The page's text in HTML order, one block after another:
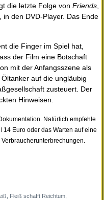
die letzte Folge von Friends,
den DVD-Player. Das Ende
die Finger im Spiel hat,
der Film eine Botschaft
mit der Anfangsszene als
auf die ungläubig
zusteuert. Der
Hinweisen.
Natürlich empfehle
14 Euro oder das Warten auf eine
Fleiß schafft Reichtum,